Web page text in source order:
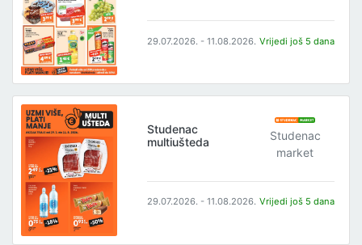
29.07.2026. - 11.08.2026. Vrijedi još 5 dana
Studenac
multiušteda
Studenac
market
29.07.2026. - 11.08.2026. Vrijedi još 5 dana